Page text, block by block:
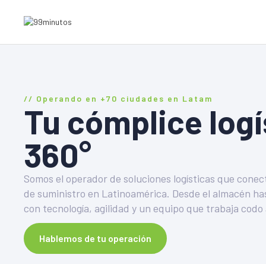
// Operando en +70 ciudades en Latam
Tu cómplice
360°
Somos el operador de soluciones logísticas que
de suministro en Latinoamérica. Desde el almacén
con tecnología, agilidad y un equipo que trabaja codo
Hablemos de tu operación